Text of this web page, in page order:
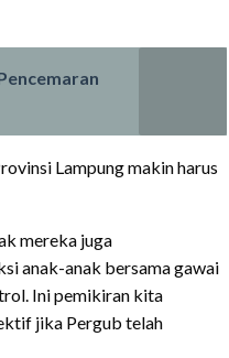
Lampung makin harus
mereka juga
anak-anak bersama gawai
Ini pemikiran kita
jika Pergub telah